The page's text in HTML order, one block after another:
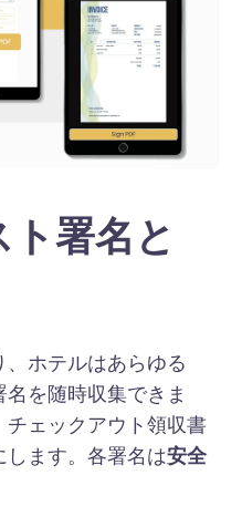
署名と
ホテルはあらゆる
を随時収集できま
ェックアウト領収書
ます。 各署名は安全